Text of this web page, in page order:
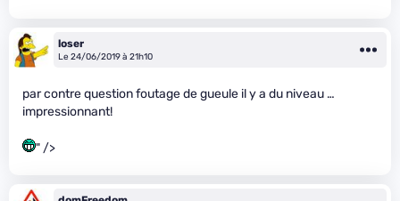
loser
Le 24/06/2019 à 21h10
par contre question foutage de gueule il y a du niveau …
impressionnant!
" />